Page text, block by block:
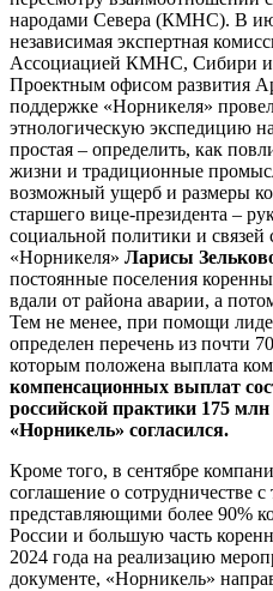
народами Севера (КМНС). В
независимая экспертная
Ассоциацией КМНС, Сибири и
Проектным офисом развития
поддержке «Норникеля»
этнологическую экспедицию
простая – определить, как
жизни и традиционные
возможный ущерб и размеры
старшего вице-президента –
социальной политики и связей
«Норникеля» Ларисы
постоянные поселения
вдали от района аварии, а
Тем не менее, при помощи
определен перечень из почти
которым положена выплата
компенсационных выплат
российской практики 175
«Норникель» согласился.
Кроме того, в сентябре
соглашение о
представляющими более 90%
России и большую часть
2024 года на реализацию
документе, «Норникель»